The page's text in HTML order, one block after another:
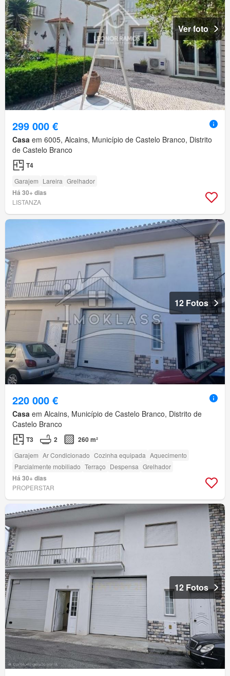
Ver foto
299 000 €
Casa em 6005, Alcains, Município de Castelo Branco, Distrito
de Castelo Branco
T4
Garajem Lareira Grelhador
Há 30+ dias
LISTANZA
12 Fotos
220 000 €
Casa em Alcains, Município de Castelo Branco, Distrito de
Castelo Branco
T3 2 260 m²
Garajem Ar Condicionado Cozinha equipada Aquecimento
Parcialmente mobiliado Terraço Despensa Grelhador
Há 30+ dias
PROPERSTAR
12 Fotos